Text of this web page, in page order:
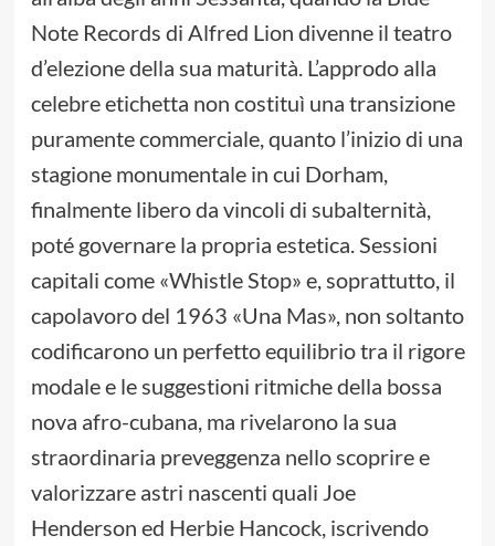
Note Records di Alfred Lion divenne il teatro
d’elezione della sua maturità. L’approdo alla
celebre etichetta non costituì una transizione
puramente commerciale, quanto l’inizio di una
stagione monumentale in cui Dorham,
finalmente libero da vincoli di subalternità,
poté governare la propria estetica. Sessioni
capitali come «Whistle Stop» e, soprattutto, il
capolavoro del 1963 «Una Mas», non soltanto
codificarono un perfetto equilibrio tra il rigore
modale e le suggestioni ritmiche della bossa
nova afro-cubana, ma rivelarono la sua
straordinaria preveggenza nello scoprire e
valorizzare astri nascenti quali Joe
Henderson ed Herbie Hancock, iscrivendo